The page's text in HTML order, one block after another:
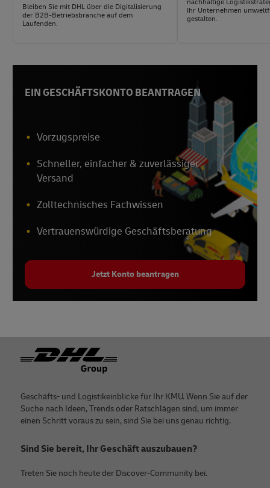
Bleiben Sie mit DHL über die Digitalisierung
der B2B-Betriebsbranche auf dem
Laufenden.
nachhaltige
Ihr Unternehmen
gestalten.
EIN GESCHÄFTSKONTO BEANTRAGEN
Vorzugspreise
Schneller, einfacher & zuverlässiger
Versand
Zolltechnisches Fachwissen
Vertrauenswürdige Geschäftsberatung
Jetzt Konto beantragen
Footer
Geschäfts- und Logistikeinblicke für Ihr KMU. Wenn Sie auf der
Suche nach Ideen, Trends oder Ratschlägen sind, um immer
einen Schritt voraus zu sein, sind Sie bei uns genau richtig.
Sind Sie bereit, Ihr Geschäft auszubauen?
Treten Sie noch heute der Discover-Community bei.